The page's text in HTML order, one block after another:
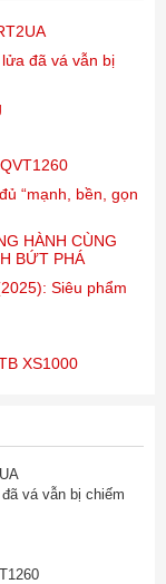
đã vá vẫn bị
“mạnh, bền, gọn
HÀNH CÙNG
BỨT PHÁ
Siêu phẩm
XS1000
vá vẫn bị chiếm